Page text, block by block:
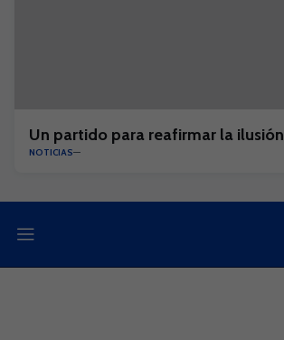
Un partido para reafirmar la ilusión
NOTICIAS